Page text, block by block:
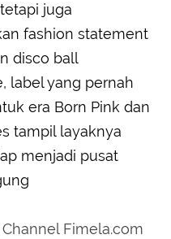
juga
fashion statement
disco ball
label yang pernah
era Born Pink dan
tampil layaknya
menjadi pusat
Fimela.com